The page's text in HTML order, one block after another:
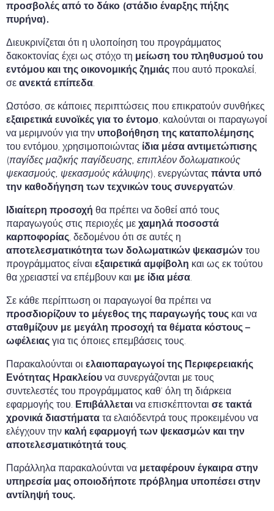
προσβολές από το δάκο (στάδιο έναρξης πήξης
πυρήνα).
Διευκρινίζεται ότι η υλοποίηση του προγράμματος
δακοκτονίας έχει ως στόχο τη μείωση του πληθυσμού του
εντόμου και της οικονομικής ζημιάς που αυτό προκαλεί,
σε ανεκτά επίπεδα.
Ωστόσο, σε κάποιες περιπτώσεις που επικρατούν συνθήκες
εξαιρετικά ευνοϊκές για το έντομο, καλούνται οι παραγωγοί
να μεριμνούν για την υποβοήθηση της καταπολέμησης
του εντόμου, χρησιμοποιώντας ίδια μέσα αντιμετώπισης
(παγίδες μαζικής παγίδευσης, επιπλέον δολωματικούς
ψεκασμούς, ψεκασμούς κάλυψης), ενεργώντας πάντα υπό
την καθοδήγηση των τεχνικών τους συνεργατών.
Ιδιαίτερη προσοχή θα πρέπει να δοθεί από τους
παραγωγούς στις περιοχές με χαμηλά ποσοστά
καρποφορίας, δεδομένου ότι σε αυτές η
αποτελεσματικότητα των δολωματικών ψεκασμών του
προγράμματος είναι εξαιρετικά αμφίβολη και ως εκ τούτου
θα χρειαστεί να επέμβουν και με ίδια μέσα.
Σε κάθε περίπτωση οι παραγωγοί θα πρέπει να
προσδιορίζουν το μέγεθος της παραγωγής τους και να
σταθμίζουν με μεγάλη προσοχή τα θέματα κόστους –
ωφέλειας για τις όποιες επεμβάσεις τους.
Παρακαλούνται οι ελαιοπαραγωγοί της Περιφερειακής
Ενότητας Ηρακλείου να συνεργάζονται με τους
συντελεστές του προγράμματος καθ’ όλη τη διάρκεια
εφαρμογής του. Επιβάλλεται να επισκέπτονται σε τακτά
χρονικά διαστήματα τα ελαιόδεντρά τους προκειμένου να
ελέγχουν την καλή εφαρμογή των ψεκασμών και την
αποτελεσματικότητά τους.
Παράλληλα παρακαλούνται να μεταφέρουν έγκαιρα στην
υπηρεσία μας οποιοδήποτε πρόβλημα υποπέσει στην
αντίληψή τους.